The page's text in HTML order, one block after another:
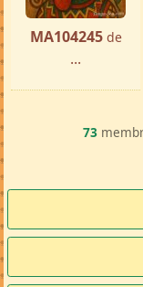
MA104245 de
...
73